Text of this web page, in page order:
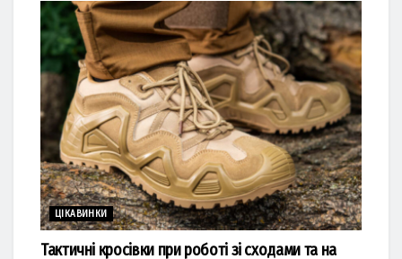
ЦІКАВИНКИ
Тактичні кросівки при роботі зі сходами та на